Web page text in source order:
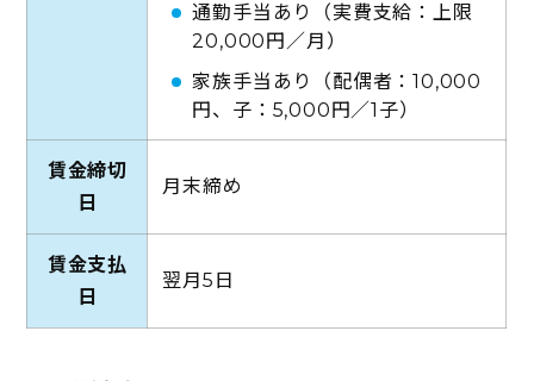
通勤手当あり（実費支給：上限
20,000円／月）
家族手当あり（配偶者：10,000
円、子：5,000円／1子）
賃金締切
日
月末締め
賃金支払
日
翌月5日